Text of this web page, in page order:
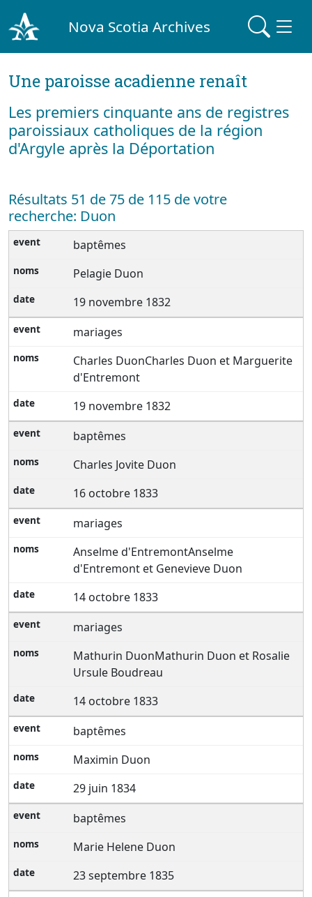
Nova Scotia Archives
Une paroisse acadienne renaît
Les premiers cinquante ans de registres
paroissiaux catholiques de la région
d'Argyle après la Déportation
Résultats 51 de 75 de 115 de votre
recherche: Duon
baptêmes
Pelagie Duon
19 novembre 1832
mariages
Charles DuonCharles Duon et Marguerite
d'Entremont
19 novembre 1832
baptêmes
Charles Jovite Duon
16 octobre 1833
mariages
Anselme d'EntremontAnselme
d'Entremont et Genevieve Duon
14 octobre 1833
mariages
Mathurin DuonMathurin Duon et Rosalie
Ursule Boudreau
14 octobre 1833
baptêmes
Maximin Duon
29 juin 1834
baptêmes
Marie Helene Duon
23 septembre 1835